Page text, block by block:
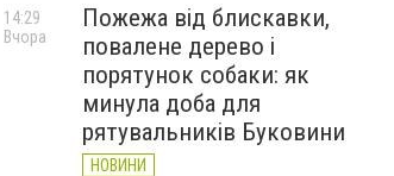
Пожежа від блискавки,
повалене дерево і
порятунок собаки: як
минула доба для
рятувальників Буковини
НОВИНИ
14:29
Вчора